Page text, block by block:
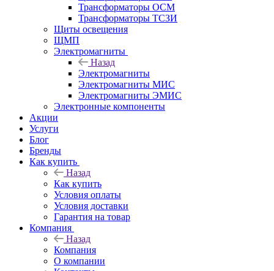
Трансформаторы ОСМ
Трансформаторы ТСЗИ
Щиты освещения
ЩМП
Электромагниты
Назад
Электромагниты
Электромагниты МИС
Электромагниты ЭМИС
Электронные компоненты
Акции
Услуги
Блог
Бренды
Как купить
Назад
Как купить
Условия оплаты
Условия доставки
Гарантия на товар
Компания
Назад
Компания
О компании